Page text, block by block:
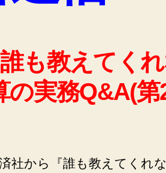
も教えてく
の実務Q&A(第
社から『誰も教えてくれ